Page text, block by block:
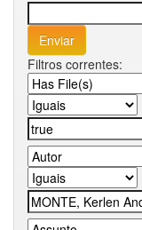
Filtros correntes: